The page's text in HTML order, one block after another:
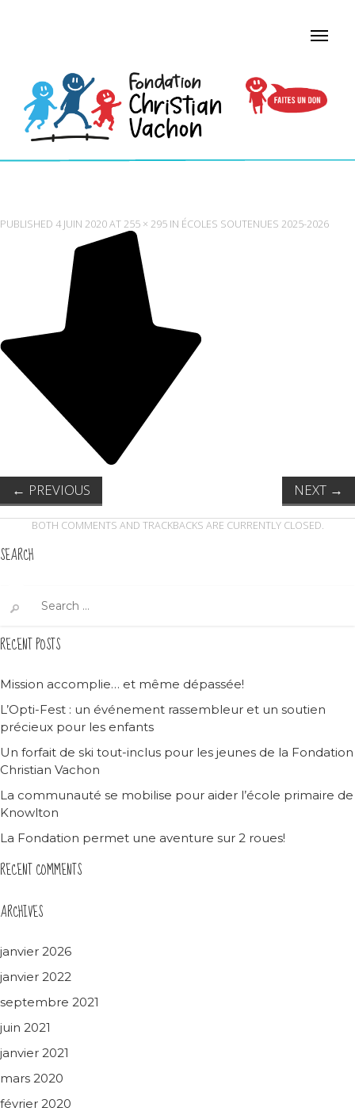
PUBLISHED 4 JUIN 2020AT255 × 295 IN ÉCOLES SOUTENUES 2025-2026
← PREVIOUS NEXT →
BOTH COMMENTS AND TRACKBACKS ARE CURRENTLY CLOSED.
SEARCH
for:
RECENT POSTS
Mission accomplie… et même dépassée!
L’Opti-Fest : un événement rassembleur et un soutien
précieux pour les enfants
Un forfait de ski tout-inclus pour les jeunes de la Fondation
Christian Vachon
La communauté se mobilise pour aider l’école primaire de
Knowlton
La Fondation permet une aventure sur 2 roues!
RECENT COMMENTS
ARCHIVES
janvier 2026
janvier 2022
septembre 2021
juin 2021
janvier 2021
mars 2020
février 2020